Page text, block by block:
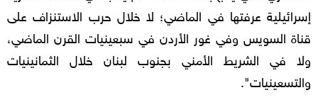
إسرائيلية عرفتها في الماضي؛ لا خلال حرب الاستنزاف على
قناة السويس وفي غور الأردن في سبعينيات القرن الماضي،
ولا في الشريط الأمني بجنوب لبنان خلال الثمانينيات
والتسعينيات".